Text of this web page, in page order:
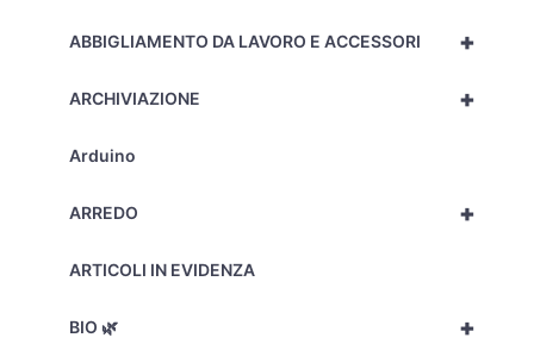
+
ABBIGLIAMENTO DA LAVORO E ACCESSORI
+
ARCHIVIAZIONE
Arduino
+
ARREDO
ARTICOLI IN EVIDENZA
+
BIO 🌿